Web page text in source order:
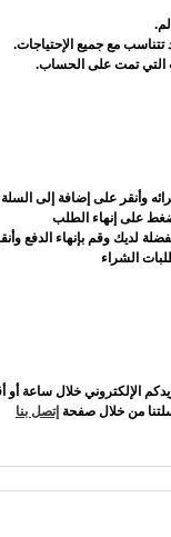
مع جميع الإحتياجات.
التي تمت على الحساب.
وأنقر على إضافة إلى السلة
على إنهاء الطلب
لديك وقم بإنهاء الدفع
الشراء
الإلكتروني خلال ساعة أو
من خلال صفحة إتصل بنا